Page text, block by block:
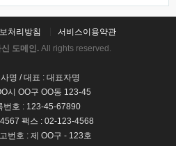
처리방침
서비스이용약관
도메인. All rights reserved.
명 / 대표 : 대표자명
시 OO구 OO동 123-45
번호 : 123-45-67890
팩스 : 02-123-4568
번호 : 제 OO구 - 123호